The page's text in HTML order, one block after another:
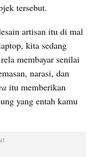
tersebut.
artisan itu di mal
kita sedang
membayar senilai
narasi, dan
itu memberikan
yang entah kamu